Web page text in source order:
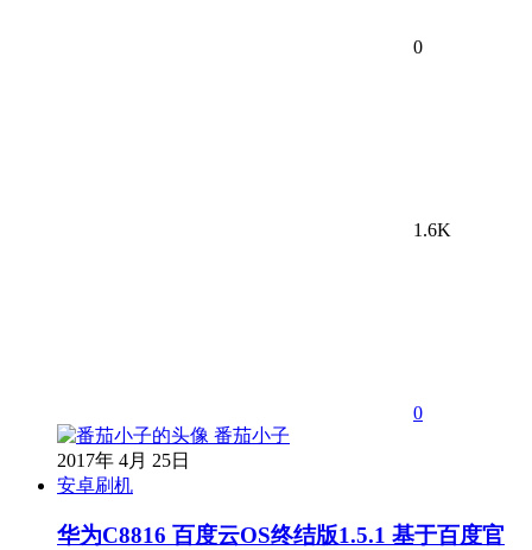
0
1.6K
0
番茄小子
2017年 4月 25日
安卓刷机
华为C8816 百度云OS终结版1.5.1 基于百度官